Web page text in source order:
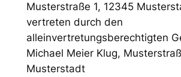
Musterstraße 1, 12345
vertreten durch den
alleinvertretungsberechtigten
Michael Meier Klug,
Musterstadt